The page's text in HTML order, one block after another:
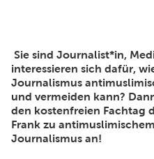
Sie sind Journalist*in,
interessieren sich dafür,
Journalismus
und vermeiden kann?
den kostenfreien Fachtag
Frank zu
Journalismus an!